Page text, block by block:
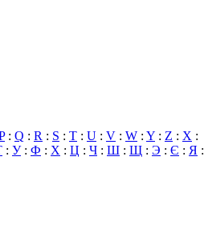
: Q : R : S : T : U : V : W : Y : Z : X :
: У: Ф : Х : Ц : Ч : Ш : Щ : Э : Є : Я :